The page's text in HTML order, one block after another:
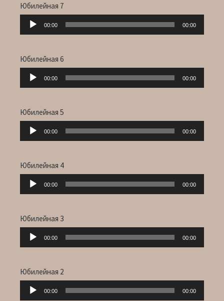
Юбилейная 7
Audio-
Player
00:00 00:00
Юбилейная 6
Audio-
Player
00:00 00:00
Юбилейная 5
Audio-
Player
00:00 00:00
Юбилейная 4
Audio-
Player
00:00 00:00
Юбилейная 3
Audio-
Player
00:00 00:00
Юбилейная 2
Audio-
Player
00:00 00:00